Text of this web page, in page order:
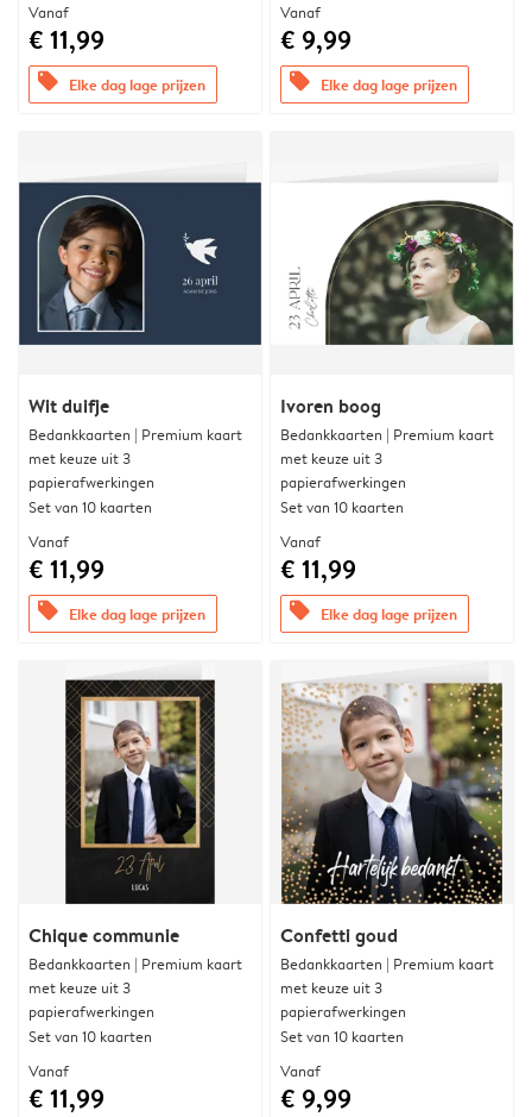
Vanaf
€ 11,99
offers Elke dag lage prijzen
Vanaf
€ 9,99
offers Elke dag lage prijzen
Wit duifje
Bedankkaarten | Premium kaart
met keuze uit 3
papierafwerkingen
Set van 10 kaarten
Vanaf
€ 11,99
offers Elke dag lage prijzen
Ivoren boog
Bedankkaarten | Premium kaart
met keuze uit 3
papierafwerkingen
Set van 10 kaarten
Vanaf
€ 11,99
offers Elke dag lage prijzen
Chique communie
Bedankkaarten | Premium kaart
met keuze uit 3
papierafwerkingen
Set van 10 kaarten
Vanaf
€ 11,99
Confetti goud
Bedankkaarten | Premium kaart
met keuze uit 3
papierafwerkingen
Set van 10 kaarten
Vanaf
€ 9,99